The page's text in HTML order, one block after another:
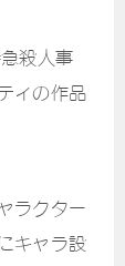
殺人事
ィの作品
ラクター
キャラ設